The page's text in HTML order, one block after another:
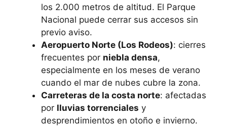
los 2.000 metros de altitud. El Parque
Nacional puede cerrar sus accesos sin
previo aviso.
Aeropuerto Norte (Los Rodeos): cierres
frecuentes por niebla densa,
especialmente en los meses de verano
cuando el mar de nubes cubre la zona.
Carreteras de la costa norte: afectadas
por lluvias torrenciales y
desprendimientos en otoño e invierno.